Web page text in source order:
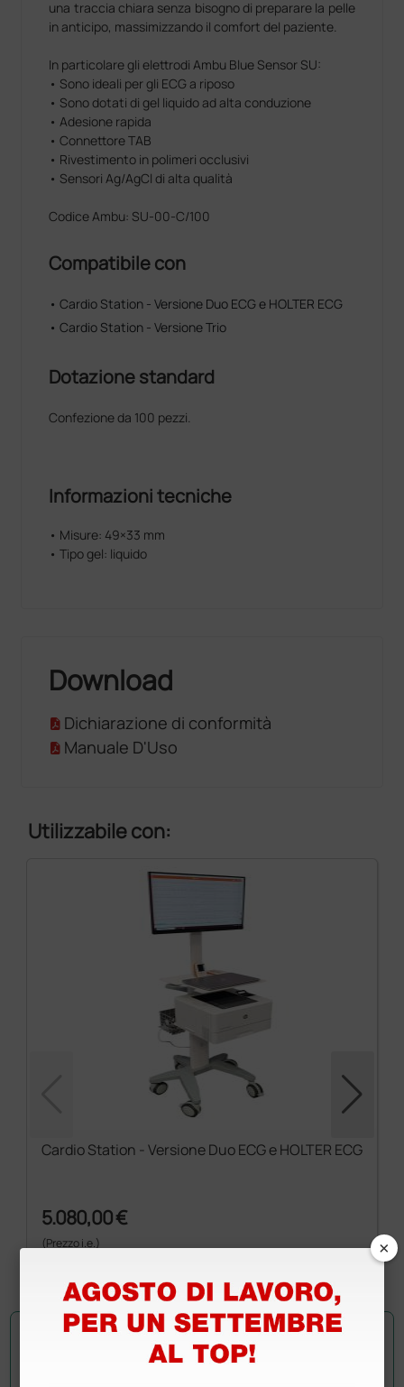
una traccia chiara senza bisogno di preparare la pelle
in anticipo, massimizzando il comfort del paziente.
In particolare gli elettrodi Ambu Blue Sensor SU:
• Sono ideali per gli ECG a riposo
• Sono dotati di gel liquido ad alta conduzione
• Adesione rapida
• Connettore TAB
• Rivestimento in polimeri occlusivi
• Sensori Ag/AgCl di alta qualità
Codice Ambu: SU-00-C/100
Compatibile con
• Cardio Station - Versione Duo ECG e HOLTER ECG
• Cardio Station - Versione Trio
Dotazione standard
Confezione da 100 pezzi.
Informazioni tecniche
• Misure: 49×33 mm
• Tipo gel: liquido
Download
Dichiarazione di conformità
Manuale D'Uso
Utilizzabile con:
Cardio Station - Versione Duo ECG e HOLTER ECG
5.080,00 €
(Prezzo i.e.)
×